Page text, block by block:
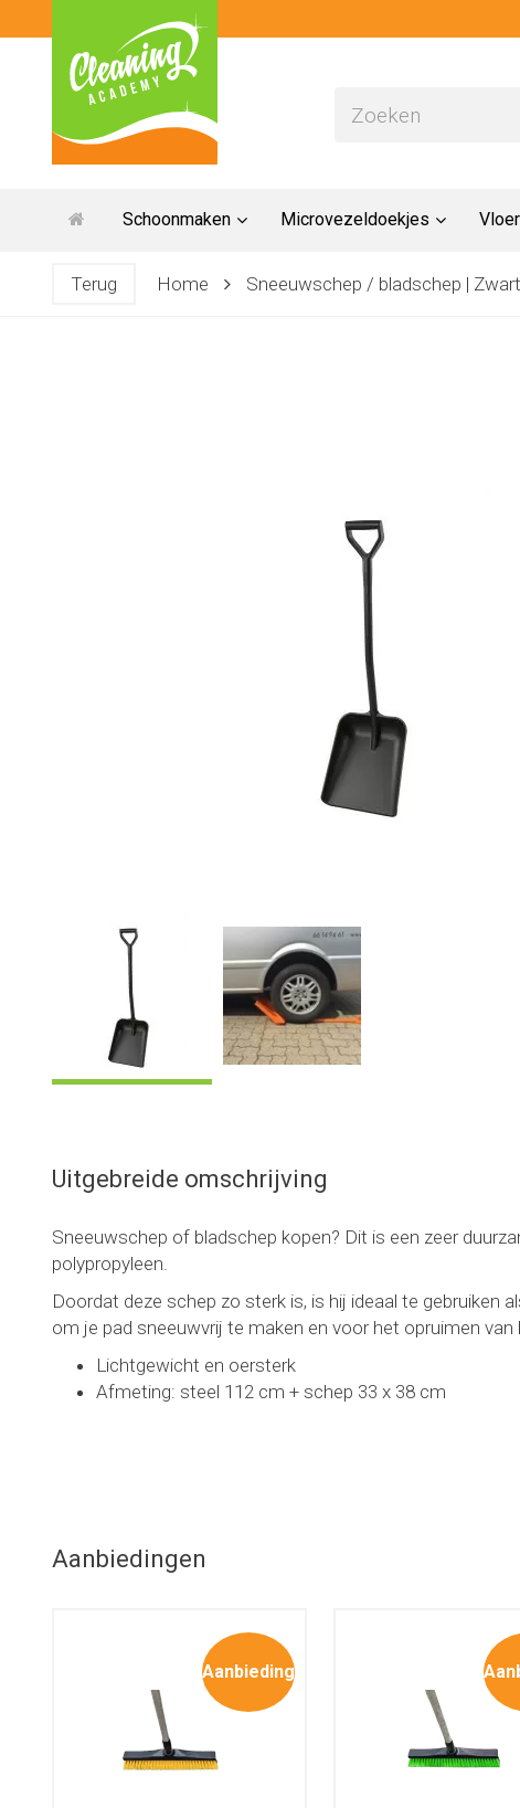
Schoonmaken Microvezeldoekjes
Terug Home Sneeuwschep / bladschep | Zwart
Uitgebreide omschrijving
Sneeuwschep of bladschep kopen? Dit is een zeer
polypropyleen.
Doordat deze schep zo sterk is, is hij ideaal te gebruiken
om je pad sneeuwvrij te maken en voor het opruimen van
Lichtgewicht en oersterk
Afmeting: steel 112 cm + schep 33 x 38 cm
Aanbiedingen
Aanbieding